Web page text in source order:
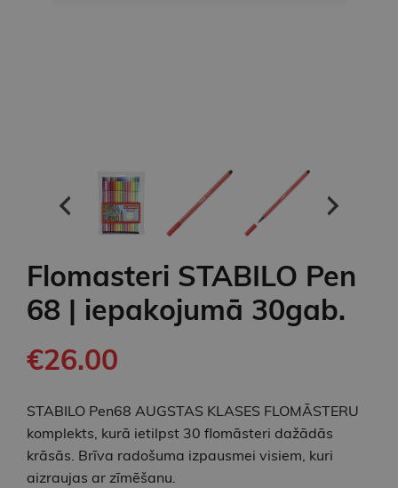
Flomasteri STABILO Pen
68 | iepakojumā 30gab.
€26.00
STABILO Pen68 AUGSTAS KLASES FLOMĀSTERU
komplekts, kurā ietilpst 30 flomāsteri dažādās
krāsās. Brīva radošuma izpausmei visiem, kuri
aizraujas ar zīmēšanu.